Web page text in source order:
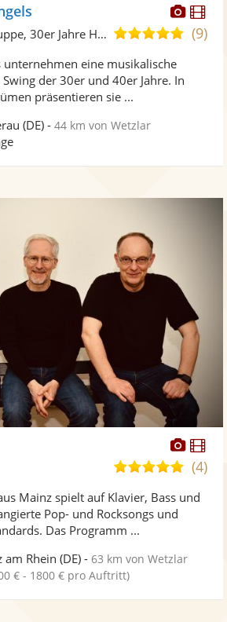
5,0(9)
Ensemble/Musikgruppe, 30er Jahre Hits
unternehmen eine musikalische
der 30er und 40er Jahre. In
präsentieren sie ...
(DE) -44 km von Wetzlar
Fotos
5,0
5
(4)
Mainz spielt auf Klavier, Bass und
Pop- und Rocksongs und
Das Programm ...
am Rhein (DE) -63 km von Wetzlar
€ - 1800 € pro Auftritt)